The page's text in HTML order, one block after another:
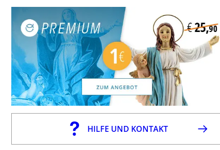
HILFE UND KONTAKT